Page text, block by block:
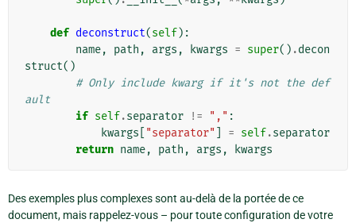
def deconstruct(self):
name, path , args , kwargs = super() .decon
struct()
# Only include kwarg if it's not the def
ault
if self.separator != "," :
kwargs
"separator" = self.separator
return name, path , args , kwargs
Des exemples plus complexes sont au-delà de la portée de ce
document, mais rappelez-vous – pour toute configuration de votre